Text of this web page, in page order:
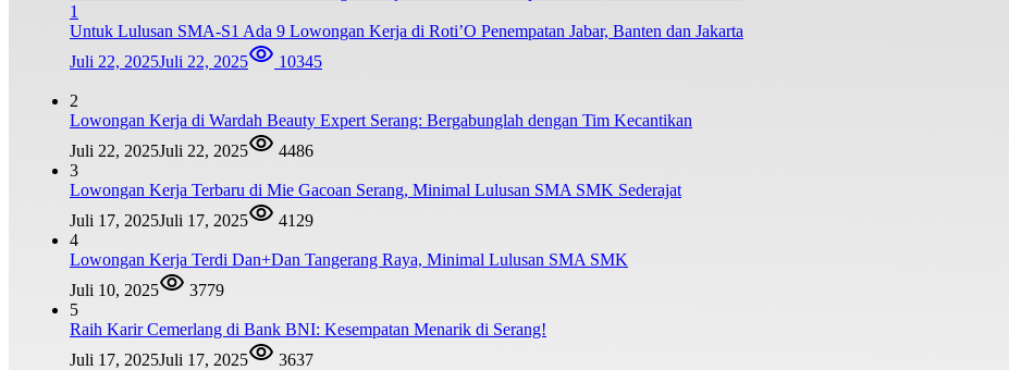
1
Untuk Lulusan SMA-S1 Ada 9 Lowongan Kerja di Roti’O Penempatan Jabar, Banten dan Jakarta
Juli 22, 2025Juli 22, 2025 10345
2
Lowongan Kerja di Wardah Beauty Expert Serang: Bergabunglah dengan Tim Kecantikan
Juli 22, 2025Juli 22, 2025
4486
3
Lowongan Kerja Terbaru di Mie Gacoan Serang, Minimal Lulusan SMA SMK Sederajat
Juli 17, 2025Juli 17, 2025
4129
4
Lowongan Kerja Terdi Dan+Dan Tangerang Raya, Minimal Lulusan SMA SMK
Juli 10, 2025
3779
5
Raih Karir Cemerlang di Bank BNI: Kesempatan Menarik di Serang!
Juli 17, 2025Juli 17, 2025 3637